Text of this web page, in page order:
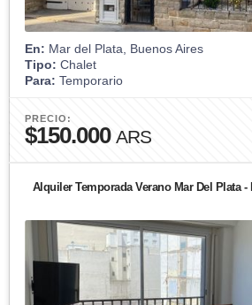
En: Mar del Plata, Buenos Aires
Tipo: Chalet
Para: Temporario
PRECIO:
$150.000 ARS
Alquiler Temporada Verano Mar Del Plata -